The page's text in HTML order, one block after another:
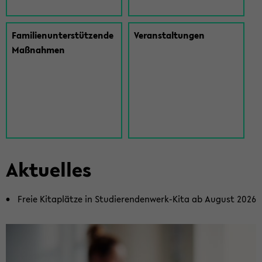
Fa­mi­li­en­un­ter­stüt­zen­de
Maß­nah­men
Ver­an­stal­tun­gen
Ak­tu­el­les
Freie Ki­ta­plät­ze in Studierendenwerk-​Kita ab Au­gust 2026